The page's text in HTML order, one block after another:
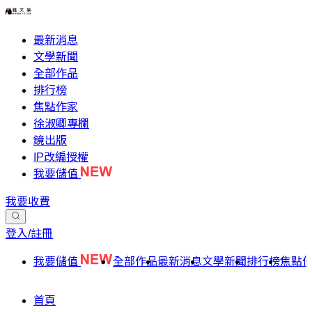
最新消息
文學新聞
全部作品
排行榜
焦點作家
徐淑卿專欄
鏡出版
IP改編授權
我要儲值
我要收費
登入/註冊
我要儲值 全部作品最新消息文學新聞排行榜焦點
首頁